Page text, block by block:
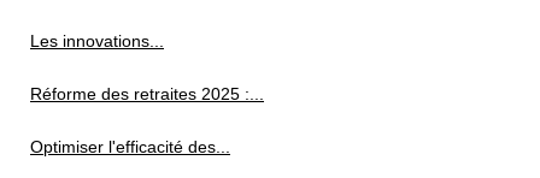
Les innovations...
Réforme des retraites 2025 :...
Optimiser l'efficacité des...